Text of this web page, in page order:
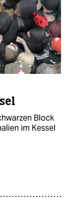
Block
im Kessel